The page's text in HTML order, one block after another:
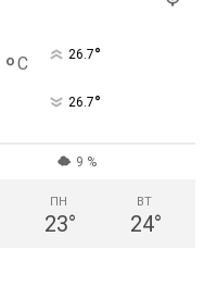
°C 26.7°
26.7°
9 %
ПН
23°
ВТ
24°